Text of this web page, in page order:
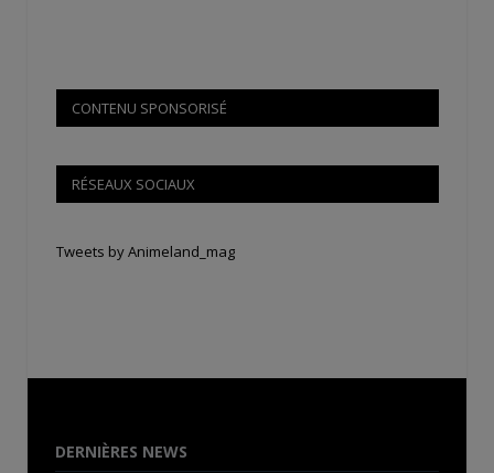
CONTENU SPONSORISÉ
RÉSEAUX SOCIAUX
Tweets by Animeland_mag
DERNIÈRES NEWS